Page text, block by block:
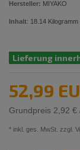
Hersteller: MIYAKO
Inhalt: 18.14 Kilogramm
Lieferung
52,99
Grundpreis 2,92 €
* inkl. ges. MwSt. zzgl.